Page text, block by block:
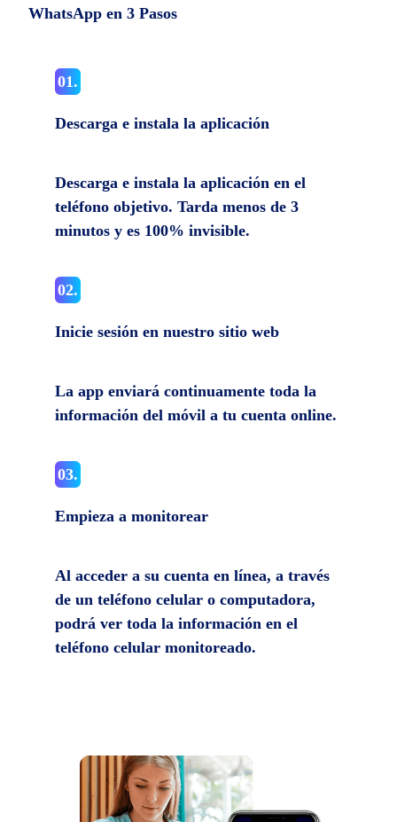
WhatsApp en 3 Pasos
01.
Descarga e instala la aplicación
Descarga e instala la aplicación en el
teléfono objetivo. Tarda menos de 3
minutos y es 100% invisible.
02.
Inicie sesión en nuestro sitio web
La app enviará continuamente toda la
información del móvil a tu cuenta online.
03.
Empieza a monitorear
Al acceder a su cuenta en línea, a través
de un teléfono celular o computadora,
podrá ver toda la información en el
teléfono celular monitoreado.